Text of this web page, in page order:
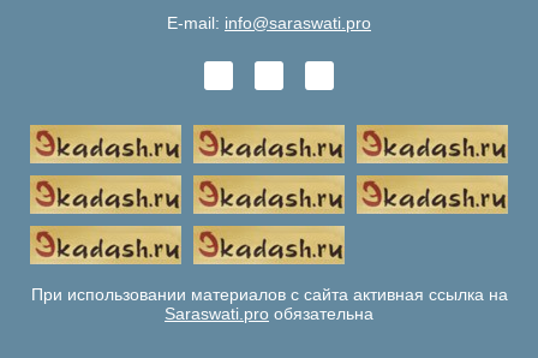
E-mail: info@saraswati.pro
При использовании материалов с сайта активная ссылка на
Saraswati.pro обязательна